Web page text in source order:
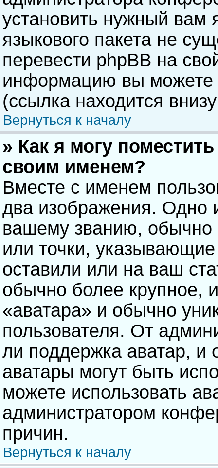
установить нужный вам
языкового пакета не
перевести phpBB на
информацию вы можете
(ссылка находится
Вернуться к началу
» Как я могу
своим именем?
Вместе с именем
два изображения. Одно
вашему званию, обычно
или точки,
оставили или на ваш
обычно более крупное,
«аватара» и обычно
пользователя. От
ли поддержка аватар, и
аватары могут быть
можете использовать
администратором
причин.
Вернуться к началу